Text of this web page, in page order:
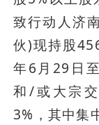
致行动人济
伙)现持股
年6月29日
和/或大宗
3%，其中集